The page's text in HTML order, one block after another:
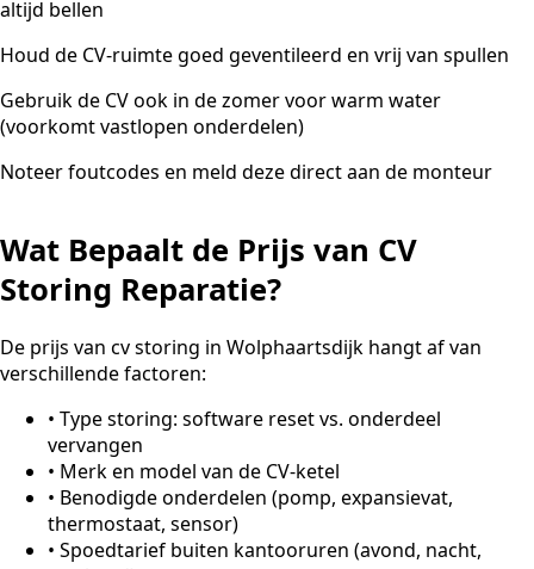
altijd bellen
Houd de CV-ruimte goed geventileerd en vrij van spullen
Gebruik de CV ook in de zomer voor warm water
(voorkomt vastlopen onderdelen)
Noteer foutcodes en meld deze direct aan de monteur
Wat Bepaalt de Prijs van CV
Storing Reparatie?
De prijs van cv storing in Wolphaartsdijk hangt af van
verschillende factoren:
• Type storing: software reset vs. onderdeel
vervangen
• Merk en model van de CV-ketel
• Benodigde onderdelen (pomp, expansievat,
thermostaat, sensor)
• Spoedtarief buiten kantooruren (avond, nacht,